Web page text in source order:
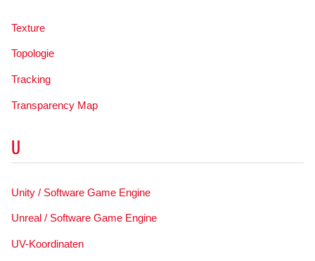
Texture
Topologie
Tracking
Transparency Map
U
Unity / Software Game Engine
Unreal / Software Game Engine
UV-Koordinaten